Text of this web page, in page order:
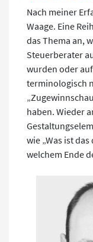
Nach meiner
Waage. Eine
das Thema an,
Steuerberater
wurden oder
terminologisch
haben. Wieder
wie „Was ist
welchem Ende